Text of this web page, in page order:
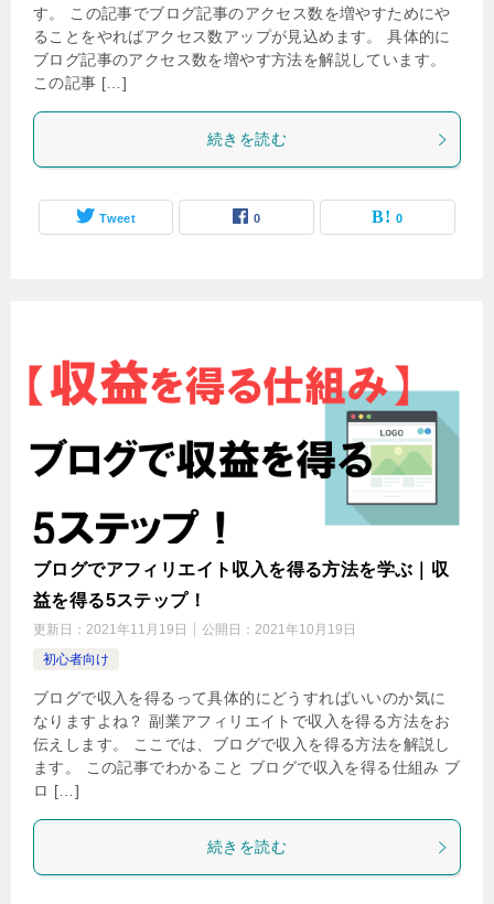
す。 この記事でブログ記事のアクセス数を増やすためにや
ることをやればアクセス数アップが見込めます。 具体的に
ブログ記事のアクセス数を増やす方法を解説しています。
この記事 […]
続きを読む
Tweet 0 0
ブログでアフィリエイト収入を得る方法を学ぶ｜収
益を得る5ステップ！
更新日： 2021年11月19日 公開日： 2021年10月19日
初心者向け
ブログで収入を得るって具体的にどうすればいいのか気に
なりますよね？ 副業アフィリエイトで収入を得る方法をお
伝えします。 ここでは、ブログで収入を得る方法を解説し
ます。 この記事でわかること ブログで収入を得る仕組み ブ
ロ […]
続きを読む